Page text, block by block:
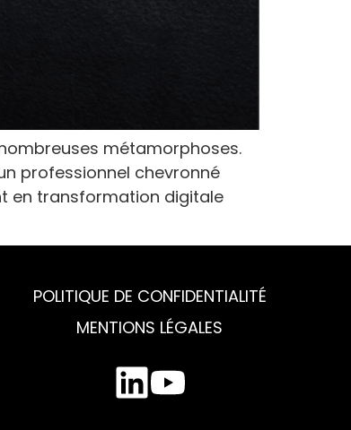
métamorphoses.
professionnel chevronné
en transformation digitale
POLITIQUE DE CONFIDENTIALITÉ
MENTIONS LÉGALES